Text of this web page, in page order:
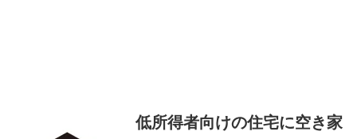
低所得者向けの住宅に空き家